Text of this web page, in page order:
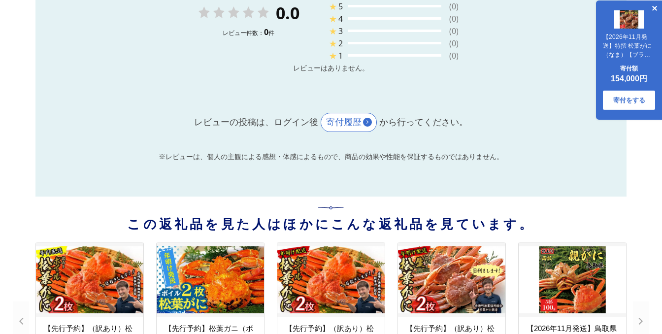
【2026年11月発
送】特撰 松葉がに
（なま）【ブラン
ドタグ付き】700g
超のサイズ 3杯
寄付額
154,000円
寄付をする
0.0
レビュー件数： 0件
★ 5
(0)
★4
(0)
★3
(0)
★2
(0)
★ 1 (0)
レビューはありません。
レビューの投稿は、ログイン後 寄付履歴 から行ってください。
※レビューは、個人の主観による感想・体感によるもので、商品の効果や性能を保証するものではありません。
この返礼品を見た人はほかにこんな返礼品を見ています。
【先行予約】（訳あり）松
【先行予約】松葉ガニ（ボ
【先行予約】（訳あり）松
【先行予約】（訳あり）松
【2026年11月発送】鳥取県